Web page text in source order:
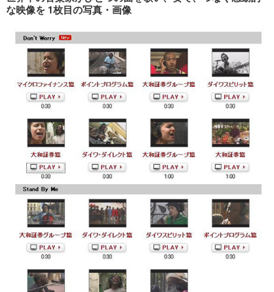
ショッピング その他
ペット ショッピング
プッシュ通知の停止方法
な映像を 1枚目の写真・画像